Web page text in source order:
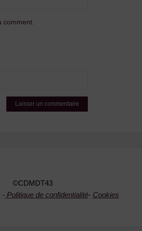
comment.
©CDMDT43
-Politique de confidentialité- Cookies